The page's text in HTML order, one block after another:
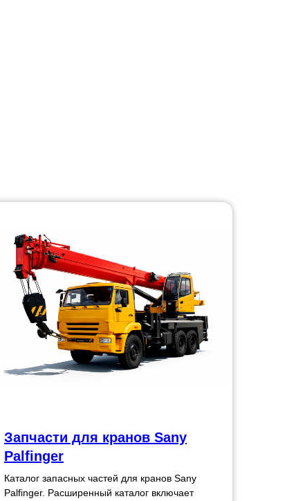
Запчасти для кранов Sany
Palfinger
Каталог запасных частей для кранов Sany
Palfinger. Расширенный каталог включает